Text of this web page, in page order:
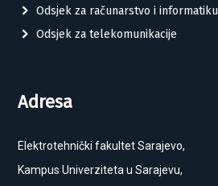
Odsjek za računarstvo i informatiku
Odsjek za telekomunikacije
Adresa
Elektrotehnički fakultet Sarajevo,
Kampus Univerziteta u Sarajevu,